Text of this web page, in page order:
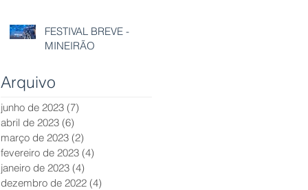
FESTIVAL BREVE -
MINEIRÃO
Arquivo
junho de 2023 (7)
abril de 2023 (6)
março de 2023 (2)
fevereiro de 2023 (4)
janeiro de 2023 (4)
dezembro de 2022 (4)